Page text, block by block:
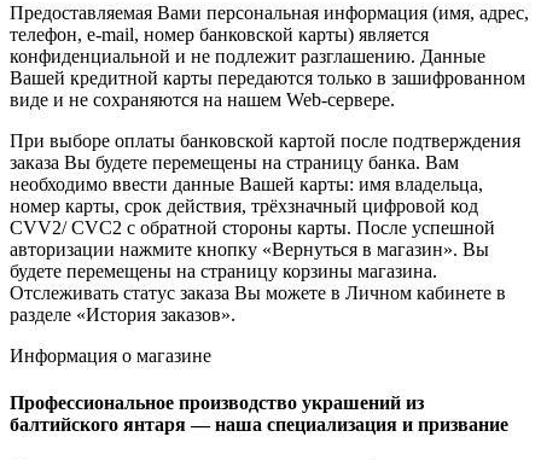
Предоставляемая Вами персональная информация (имя, адрес,
телефон, e-mail, номер банковской карты) является
конфиденциальной и не подлежит разглашению. Данные
Вашей кредитной карты передаются только в зашифрованном
виде и не сохраняются на нашем Web-сервере.
При выборе оплаты банковской картой после подтверждения
заказа Вы будете перемещены на страницу банка. Вам
необходимо ввести данные Вашей карты: имя владельца,
номер карты, срок действия, трёхзначный цифровой код
CVV2/ CVC2 с обратной стороны карты. После успешной
авторизации нажмите кнопку «Вернуться в магазин». Вы
будете перемещены на страницу корзины магазина.
Отслеживать статус заказа Вы можете в Личном кабинете в
разделе «История заказов».
Информация о магазине
Профессиональное производство украшений из
балтийского янтаря — наша специализация и призвание